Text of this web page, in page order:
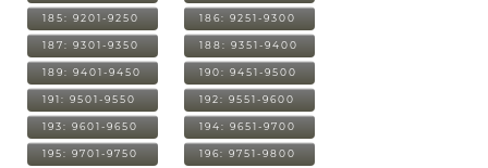
185: 9201-9250 186: 9251-9300
187: 9301-9350 188: 9351-9400
189: 9401-9450 190: 9451-9500
191: 9501-9550 192: 9551-9600
193: 9601-9650 194: 9651-9700
195: 9701-9750 196: 9751-9800